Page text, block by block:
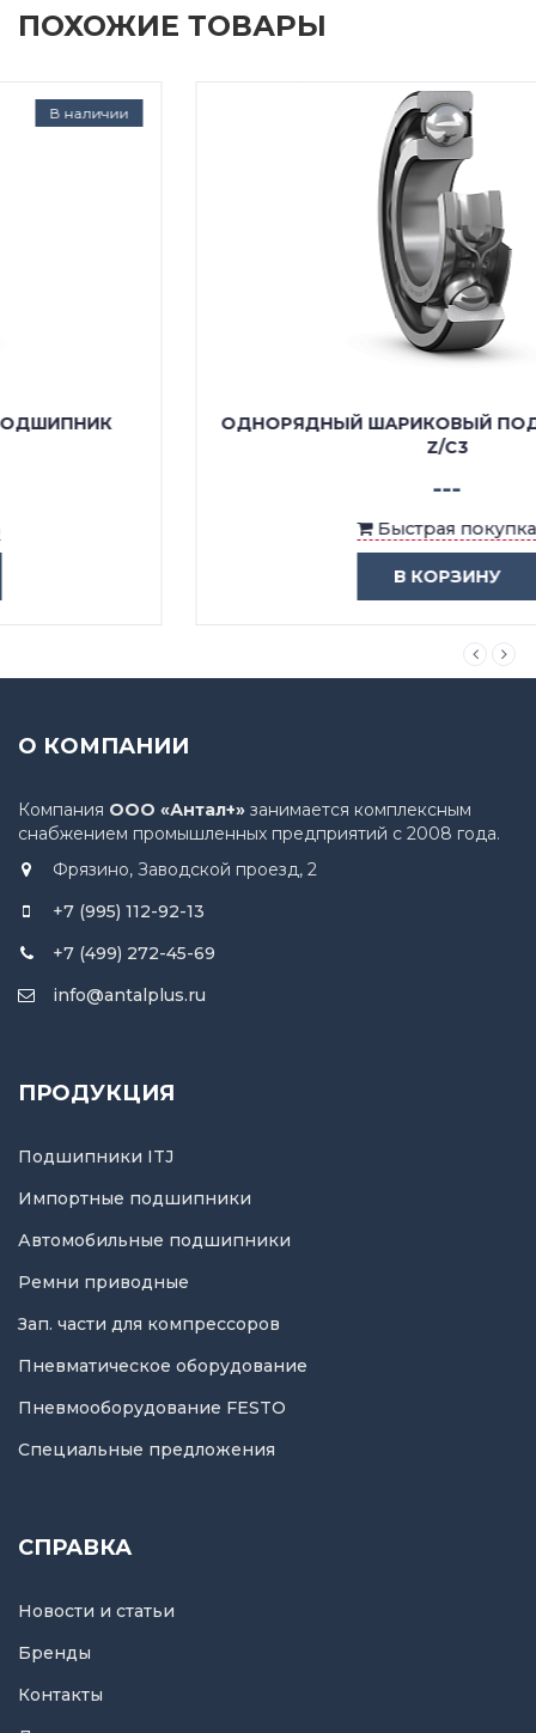
ПОХОЖИЕ ТОВАРЫ
Под заказ
ОДНОРЯДНЫЙ ШАРИКОВЫЙ ПОДШИПНИК 6207
Быстрая покупка
О КОМПАНИИ
Компания ООО «Антал+» занимается комплексным
снабжением промышленных предприятий с 2008 года.
Фрязино, Заводской проезд, 2
+7 (995) 112-92-13
+7 (499) 272-45-69
info@antalplus.ru
ПРОДУКЦИЯ
Подшипники ITJ
Импортные подшипники
Автомобильные подшипники
Ремни приводные
Зап. части для компрессоров
Пневматическое оборудование
Пневмооборудование FESTO
Специальные предложения
СПРАВКА
Новости и статьи
Бренды
Контакты